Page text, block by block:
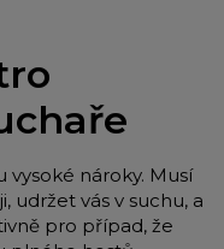
vysoké nároky. Musí
udržet vás v suchu, a
pro případ, že